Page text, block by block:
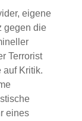
eigene
gegen die
Terrorist
auf Kritik.
eines